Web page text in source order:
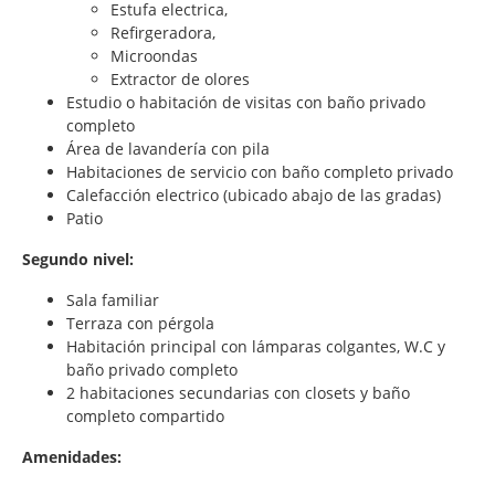
Estufa electrica,
Refirgeradora,
Microondas
Extractor de olores
Estudio o habitación de visitas con baño privado
completo
Área de lavandería con pila
Habitaciones de servicio con baño completo privado
Calefacción electrico (ubicado abajo de las gradas)
Patio
Segundo nivel:
Sala familiar
Terraza con pérgola
Habitación principal con lámparas colgantes, W.C y
baño privado completo
2 habitaciones secundarias con closets y baño
completo compartido
Amenidades: